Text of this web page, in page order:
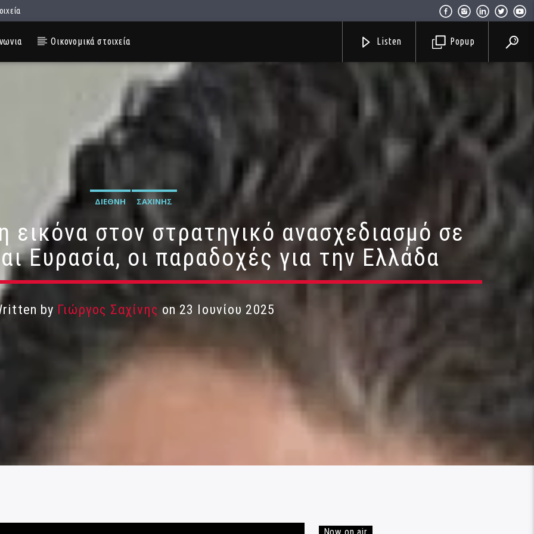
Οικονομικά στοιχεία Popup
Listen
ΔΙΕΘΝΉ ΣΑΧΊΝΗΣ
στον στρατηγικό ανασχεδιασμό σε
Ευρασία, οι παραδοχές για την Ελλάδα
by Γιώργος Σαχίνης on 23 Ιουνίου 2025